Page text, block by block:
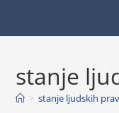
stanje
> stanje ljudskih